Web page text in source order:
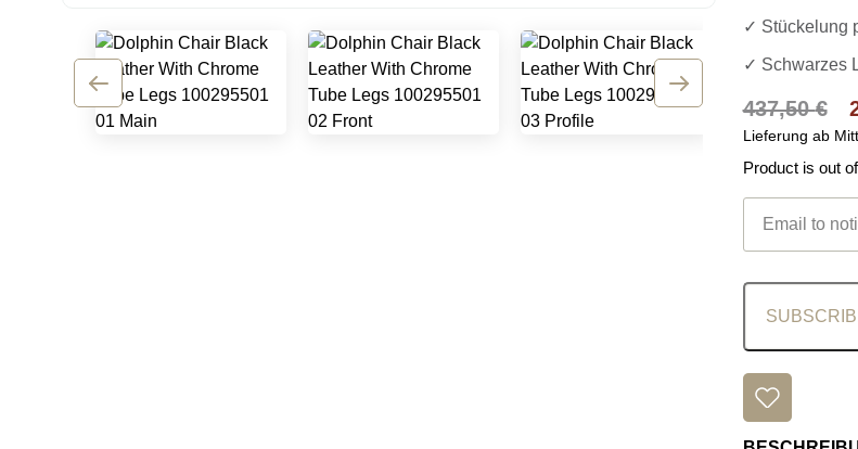
✓ Stückelung
✓ Schwarzes
437,50€
Lieferung ab
Product is out